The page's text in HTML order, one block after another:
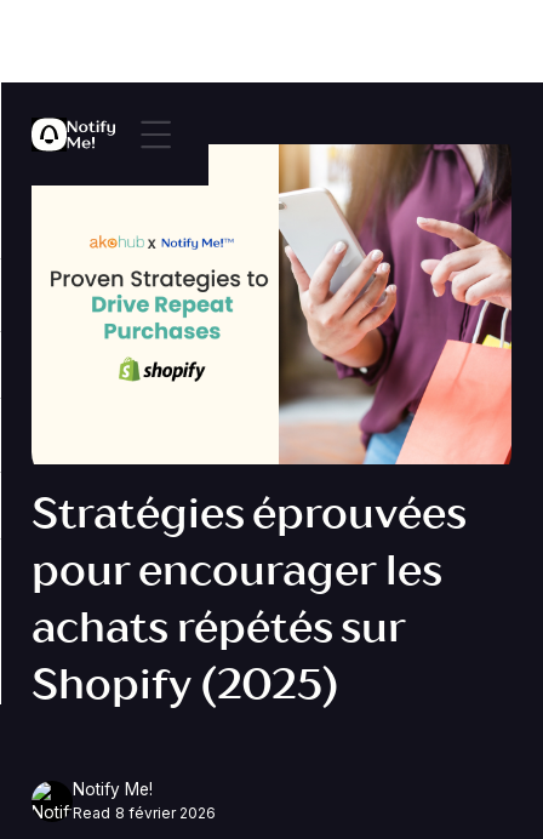
Stratégies éprouvées
pour encourager les
achats répétés sur
Shopify (2025)
Notify Me!
Read 8 février 2026